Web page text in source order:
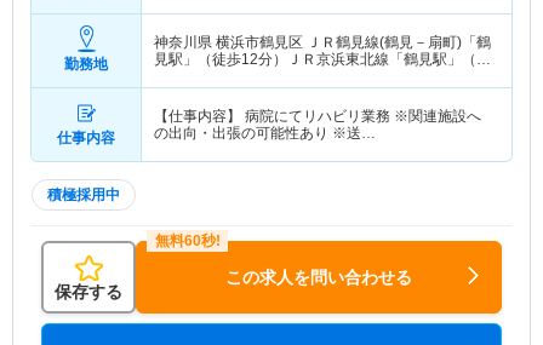
勤務地
神奈川県 横浜市鶴見区
ＪＲ鶴見線(鶴見－扇町)「鶴
見駅」（徒歩12分）ＪＲ京浜東北線「鶴見駅」（徒
仕事内容
【仕事内容】 病院にてリハビリ業務 ※関連施設へ
の出向・出張の可能性あり ※送…
積極採用中
保存する
この求人を問い合わせる